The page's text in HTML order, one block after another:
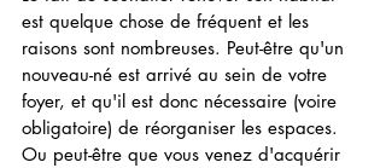
est quelque chose de fréquent et les
raisons sont nombreuses. Peut-être qu'un
nouveau-né est arrivé au sein de votre
foyer, et qu'il est donc nécessaire (voire
obligatoire) de réorganiser les espaces.
Ou peut-être que vous venez d'acquérir